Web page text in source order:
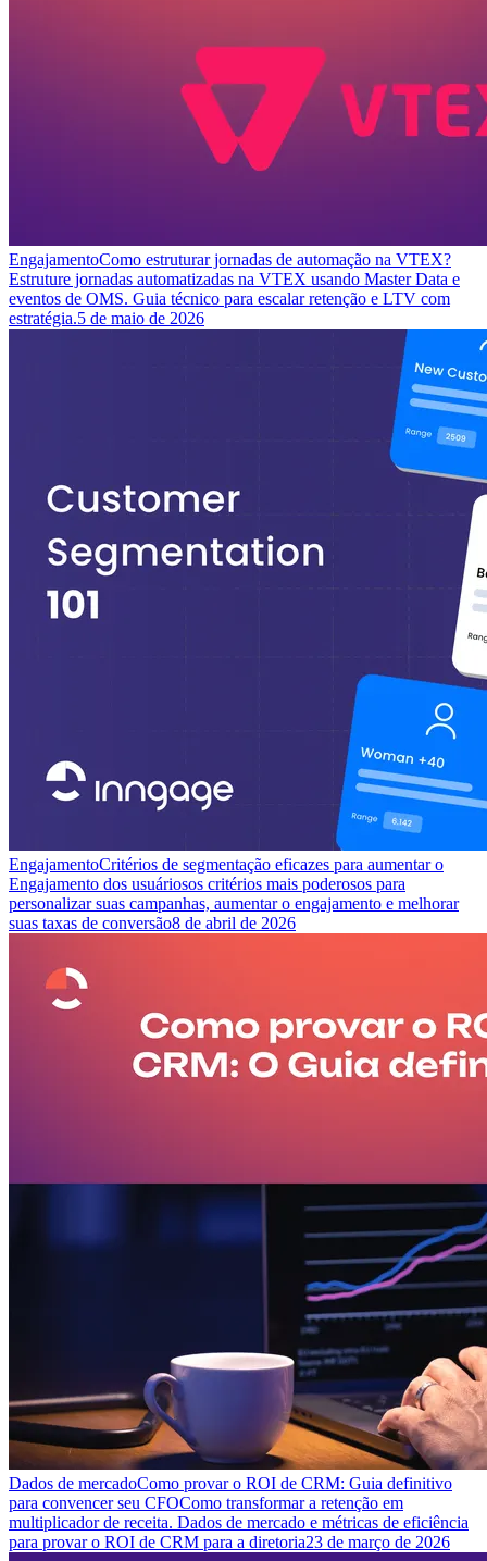
EngajamentoComo estruturar jornadas de automação na VTEX?
Estruture jornadas automatizadas na VTEX usando Master Data e
eventos de OMS. Guia técnico para escalar retenção e LTV com
estratégia.5 de maio de 2026
EngajamentoCritérios de segmentação eficazes para aumentar o
Engajamento dos usuáriosos critérios mais poderosos para
personalizar suas campanhas, aumentar o engajamento e melhorar
suas taxas de conversão8 de abril de 2026
Dados de mercadoComo provar o ROI de CRM: Guia definitivo
para convencer seu CFOComo transformar a retenção em
multiplicador de receita. Dados de mercado e métricas de eficiência
para provar o ROI de CRM para a diretoria23 de março de 2026